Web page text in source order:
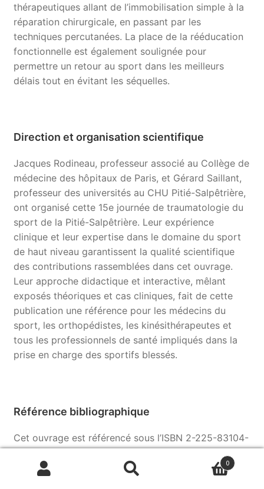
thérapeutiques allant de l’immobilisation simple à la
réparation chirurgicale, en passant par les
techniques percutanées. La place de la rééducation
fonctionnelle est également soulignée pour
permettre un retour au sport dans les meilleurs
délais tout en évitant les séquelles.
Direction et organisation scientifique
Jacques Rodineau, professeur associé au Collège de
médecine des hôpitaux de Paris, et Gérard Saillant,
professeur des universités au CHU Pitié-Salpêtrière,
ont organisé cette 15e journée de traumatologie du
sport de la Pitié-Salpêtrière. Leur expérience
clinique et leur expertise dans le domaine du sport
de haut niveau garantissent la qualité scientifique
des contributions rassemblées dans cet ouvrage.
Leur approche didactique et interactive, mêlant
exposés théoriques et cas cliniques, fait de cette
publication une référence pour les médecins du
sport, les orthopédistes, les kinésithérapeutes et
tous les professionnels de santé impliqués dans la
prise en charge des sportifs blessés.
Référence bibliographique
Cet ouvrage est référencé sous l’ISBN 2-225-83104-
1, avec le code-barres 9 782225 831041, attestant
de son édition dans la collection médicale
Recherche
Recherche
0